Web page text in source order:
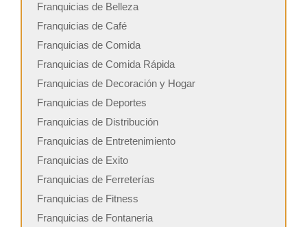
Franquicias de Belleza
Franquicias de Café
Franquicias de Comida
Franquicias de Comida Rápida
Franquicias de Decoración y Hogar
Franquicias de Deportes
Franquicias de Distribución
Franquicias de Entretenimiento
Franquicias de Exito
Franquicias de Ferreterías
Franquicias de Fitness
Franquicias de Fontaneria